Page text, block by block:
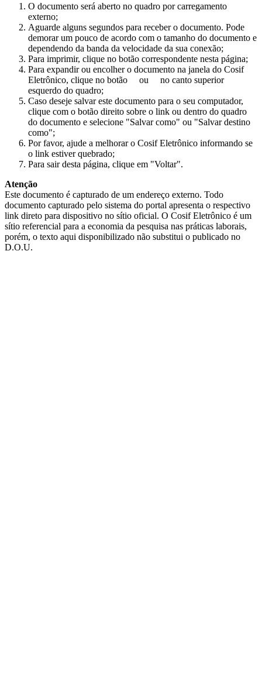
O documento será aberto no quadro por carregamento
externo;
Aguarde alguns segundos para receber o documento. Pode
demorar um pouco de acordo com o tamanho do documento e
dependendo da banda da velocidade da sua conexão;
Para imprimir, clique no botão correspondente nesta página;
Para expandir ou encolher o documento na janela do Cosif
Eletrônico, clique no botão
ou
no canto superior
esquerdo do quadro;
Caso deseje salvar este documento para o seu computador,
clique com o botão direito sobre o link ou dentro do quadro
do documento e selecione "Salvar como" ou "Salvar destino
como";
Por favor, ajude a melhorar o Cosif Eletrônico informando se
o link estiver quebrado;
Para sair desta página, clique em "Voltar".
Atenção
Este documento é capturado de um endereço externo. Todo
documento capturado pelo sistema do portal apresenta o respectivo
link direto para dispositivo no sítio oficial. O Cosif Eletrônico é um
sítio referencial para a economia da pesquisa nas práticas laborais,
porém, o texto aqui disponibilizado não substitui o publicado no
D.O.U.